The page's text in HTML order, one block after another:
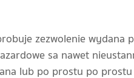
zezwolenie wydana
sa nawet
lub po prostu po